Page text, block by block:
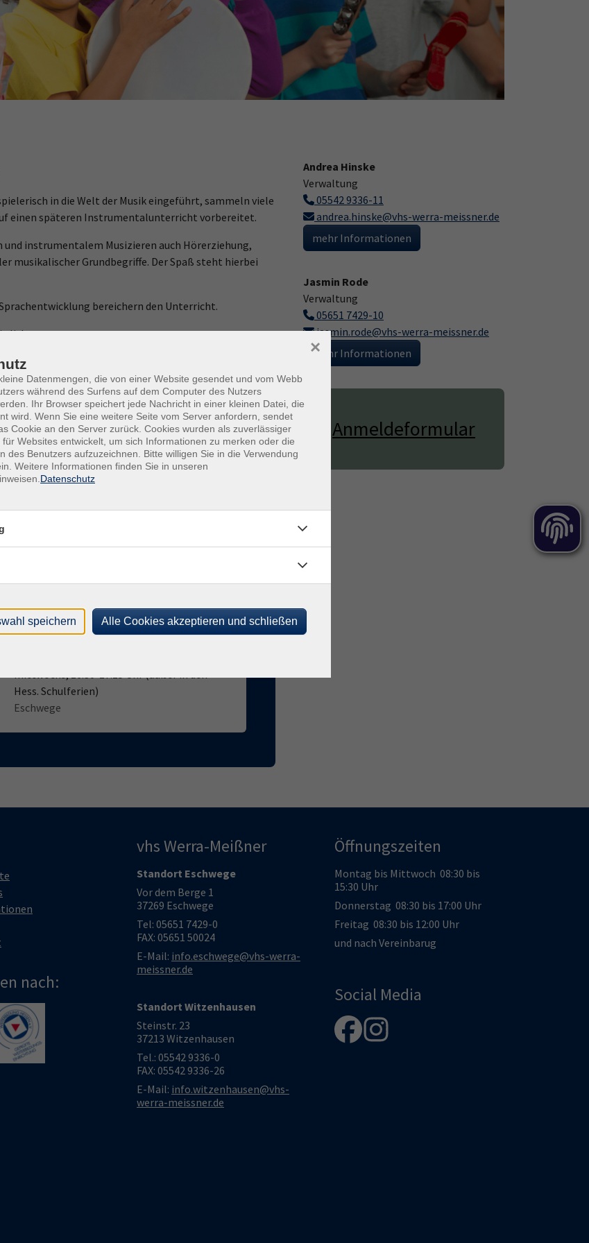
in die Welt der Musik eingeführt, sammeln viele
einen späteren Instrumentalunterricht vorbereitet.
instrumentalem Musizieren auch Hörerziehung,
musikalischer Grundbegriffe. Der Spaß steht hierbei
bereichern den Unterricht.
mittwochs, 16:15-17:00 Uhr (außer in den
Hess. Schulferien)
Witzenhausen
Hess. Schulferien)
Eschwege
mittwochs, 16:30-17:15 Uhr (außer in den
Hess. Schulferien)
Eschwege
Andrea Hinske
Verwaltung
05542 9336-11
andrea.hinske@vhs-werra-meissner.de
mehr Informationen
Jasmin Rode
Verwaltung
05651 7429-10
jasmin.rode@vhs-werra-meissner.de
mehr Informationen
Anmeldeformular
nach:
larger version
vhs Werra-Meißner
Standort Eschwege
Vor dem Berge 1
37269 Eschwege
Tel: 05651 7429-0
FAX: 05651 50024
E-Mail: info.eschwege@vhs-werra-
meissner.de
Standort Witzenhausen
Steinstr. 23
37213 Witzenhausen
Tel.: 05542 9336-0
FAX: 05542 9336-26
E-Mail: info.witzenhausen@vhs-
werra-meissner.de
Öffnungszeiten
Montag bis Mittwoch 08:30 bis
15:30 Uhr
Donnerstag 08:30 bis 17:00 Uhr
Freitag 08:30 bis 12:00 Uhr
und nach Vereinbarug
Social Media
Datenmengen, die von einer Website gesendet und vom Webb
während des Surfens auf dem Computer des Nutzers
Ihr Browser speichert jede Nachricht in einer kleinen Datei, die
wird. Wenn Sie eine weitere Seite vom Server anfordern, sendet
Cookie an den Server zurück. Cookies wurden als zuverlässiger
für Websites entwickelt, um sich Informationen zu merken oder die
des Benutzers aufzuzeichnen. Bitte willigen Sie in die Verwendung
Weitere Informationen finden Sie in unseren
Datenschutz
×
speichern Alle Cookies akzeptieren und schließen